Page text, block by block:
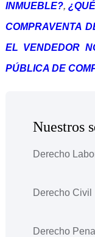
INMUEBLE?,
COMPRAVENTA
EL VENDEDOR
PÚBLICA DE
Nuestros
Derecho
Derecho Civil
Derecho Penal